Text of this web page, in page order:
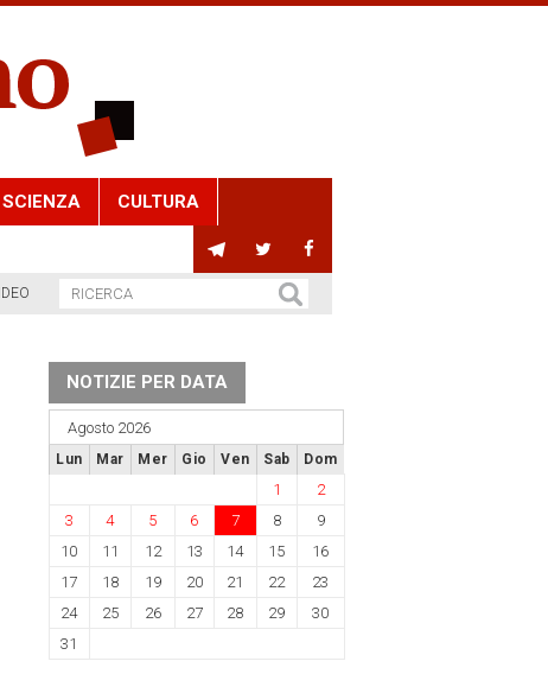
SCIENZA CULTURA
NOTIZIE PER DATA
Agosto 2026
Lun Mar Mer Gio Ven Sab Dom
1
2
3
4 5 6 7 8
9
10
11 12 13 14 15
16
17
18 19 20 21 22
23
24
25 26 27 28 29
30
31